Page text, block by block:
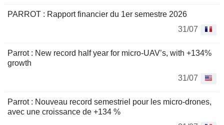
PARROT : Rapport financier du 1er semestre 2026
31/07
Parrot : New record half year for micro-UAV’s, with +134%
growth
31/07
Parrot : Nouveau record semestriel pour les micro-drones,
avec une croissance de +134 %